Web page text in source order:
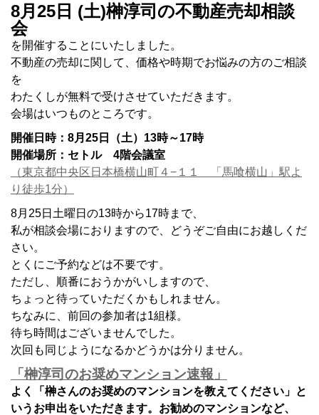
8月25日 (土)榊淳司の不動産売却相談
会
を開催することにいたしました。
不動産の売却に関して、価格や時期でお悩みの方のご相談
を
わたくしが無料で受けさせていただきます。
会場はいつものところです。
開催日時：8月25日（土）13時～17時
開催場所：セトル 4階会議室
（東京都中央区日本橋横山町４−１１ 「馬喰横山」駅よ
り徒歩1分）
8月25日土曜日の13時から17時まで、
私が相談会場におりますので、どうぞご自由にお越しくだ
さい。
とくにご予約などは不要です。
ただし、順番におうかがいしますので、
ちょっと待っていただくかもしれません。
ちなみに、前回の参加者は1組様。
待ち時間はございませんでした。
次回も同じようになるかどうかは分りません。
「榊淳司のお奨めマンション速報」
よく「榊さんのお奨めのマンションを教えてください」と
いうお申出をいただきます。お勧めのマンションなど、